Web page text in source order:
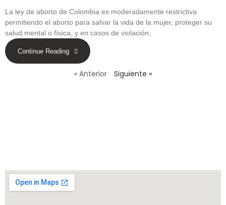
La ley de aborto de Colombia es moderadamente restrictiva
permitiendo el aborto para salvar la vida de la mujer, proteger su
salud mental o física, y en casos de violación,
Continue Reading
« Anterior Siguiente »